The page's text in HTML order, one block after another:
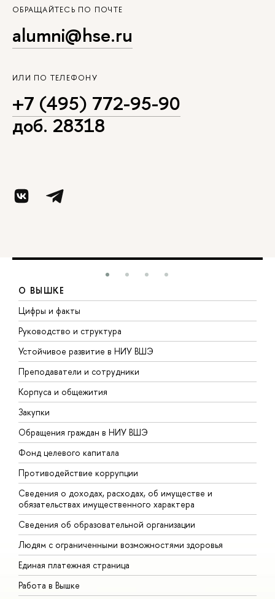
ОБРАЩАЙТЕСЬ ПО ПОЧТЕ
alumni@hse.ru
ИЛИ ПО ТЕЛЕФОНУ
+7 (495) 772-95-90
доб. 28318
О ВЫШКЕ
Цифры и факты
Руководство и структура
Устойчивое развитие в НИУ ВШЭ
Преподаватели и сотрудники
Корпуса и общежития
Закупки
Обращения граждан в НИУ ВШЭ
Фонд целевого капитала
Противодействие коррупции
Сведения о доходах, расходах, об имуществе и
обязательствах имущественного характера
Сведения об образовательной организации
Людям с ограниченными возможностями здоровья
Единая платежная страница
Работа в Вышке